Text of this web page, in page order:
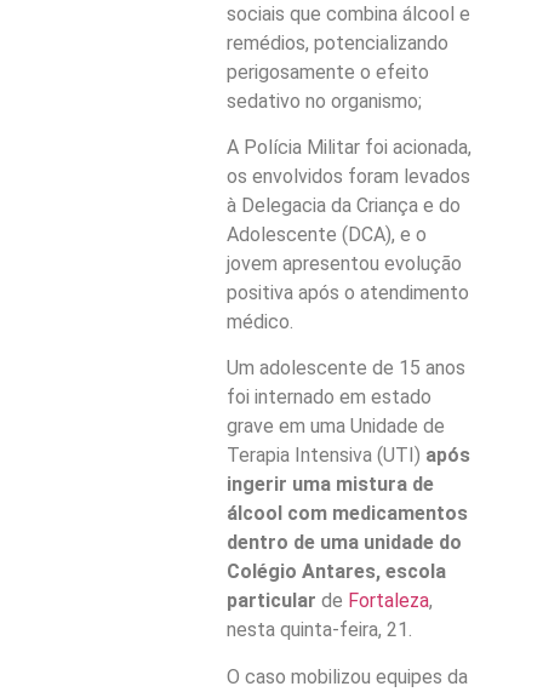
sociais que combina álcool e
remédios, potencializando
perigosamente o efeito
sedativo no organismo;
A Polícia Militar foi acionada,
os envolvidos foram levados
à Delegacia da Criança e do
Adolescente (DCA), e o
jovem apresentou evolução
positiva após o atendimento
médico.
Um adolescente de 15 anos
foi internado em estado
grave em uma Unidade de
Terapia Intensiva (UTI) após
ingerir uma mistura de
álcool com medicamentos
dentro de uma unidade do
Colégio Antares, escola
particular de Fortaleza,
nesta quinta-feira, 21.
O caso mobilizou equipes da